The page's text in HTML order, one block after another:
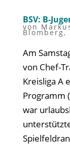
BSV: B-
von
Blomberg,
Am
von Chef-
Kreisliga A
Programm
war